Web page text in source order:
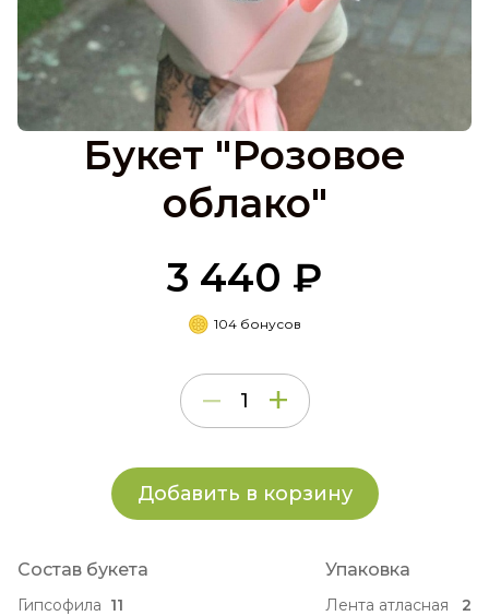
Букет "Розовое
облако"
3 440 ₽
104 бонусов
Добавить в корзину
Состав букета
Гипсофила 11
Упаковка
Лента атласная
2